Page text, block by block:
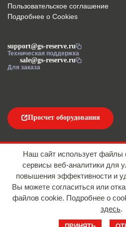
support@gs-reserve.ru
Техническая поддержка
sale@gs-reserve.ru
Для заказа
Просчет оборудования
Пользовательское соглашение
Подробнее о Cookies
Наш сайт использует файлы
сервисы веб-аналитики для
повышения эффективности и
Вы можете согласиться или
файлов сookie. Подробнее о
здесь.